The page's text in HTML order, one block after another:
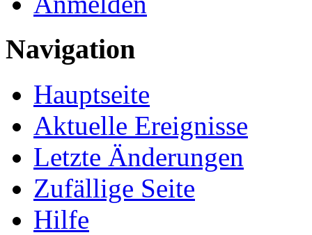
Navigation
Hauptseite
Aktuelle Ereignisse
Letzte Änderungen
Zufällige Seite
Hilfe